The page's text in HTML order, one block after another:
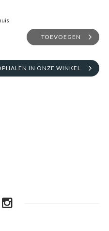
TOEVOEGEN
IN ONZE WINKEL